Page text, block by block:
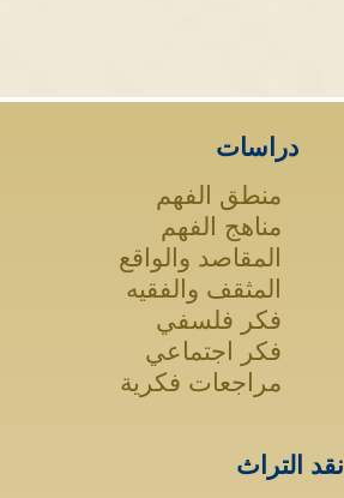
دراسات
منطق الفهم
مناهج الفهم
المقاصد والواقع
المثقف والفقيه
فكر فلسفي
فكر اجتماعي
مراجعات فكرية
نقد التراث